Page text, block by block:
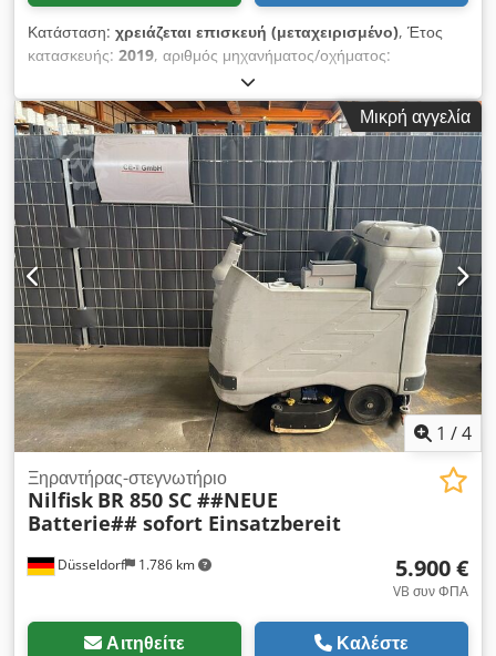
Κατάσταση: χρειάζεται επισκευή (μεταχειρισμένο), Έτος
κατασκευής: 2019, αριθμός μηχανήματος/οχήματος:
, "ΠΛΥΝΤΗΡΙΟ ΔΑΠΕΔΟΥ TERA 1102 - NILFISK
SC 6500-1100D, Σειριακός ΑΡΙΘΜΟΣ N1000065258,
Ημερομηνία κατασκευής 28.02.2019" Δηλώστε την τιμή
προσφοράς σας. Τιμή χωρίς συσκευασία και μεταφορά.
Προκαταβολή. Πρέπει να μας κάνετε μια προσφορά τιμής εάν
ενδιαφέρεστε για το μηχάνημα. Η παράδοση θα γίνει στο χώρο
μας Chodpov Axycofx Aidja Όροι παράδοσης: EXW Sebes,
Ρουμανία Ο αγοραστής μπορεί να βοηθήσει στην
αποσυναρμολόγηση του μηχανήματος. Ο αγοραστής είναι
υπεύθυνος για τη μεταφορά του μηχανήματος. Οργανώνουμε
μόνο το τμήμα φόρτωσης του μηχανήματος στο τρέιλερ/
φορτηγό με περονοφόρο/γερανό
Μικρή αγγελία
1 /4
Düsseldorf 1.786 km
Ξηραντήρας-στεγνωτήριο
Nilfisk BR 850 SC ##NEUE
Batterie## sofort Einsatzbereit
5.900 €
VB συν ΦΠΑ
Αιτηθείτε Καλέστε